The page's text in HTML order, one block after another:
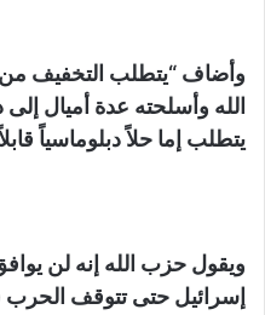
وأضاف “يتطلب التخفيف
الله وأسلحته عدة أميال إلى
يتطلب إما حلاً دبلوماسياً
ويقول حزب الله إنه لن
إسرائيل حتى تتوقف